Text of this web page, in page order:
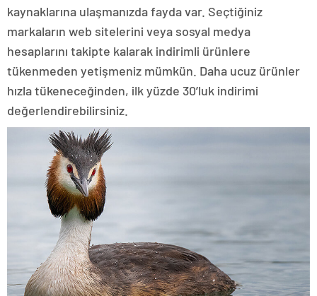
kaynaklarına ulaşmanızda fayda var. Seçtiğiniz
markaların web sitelerini veya sosyal medya
hesaplarını takipte kalarak indirimli ürünlere
tükenmeden yetişmeniz mümkün. Daha ucuz ürünler
hızla tükeneceğinden, ilk yüzde 30’luk indirimi
değerlendirebilirsiniz.